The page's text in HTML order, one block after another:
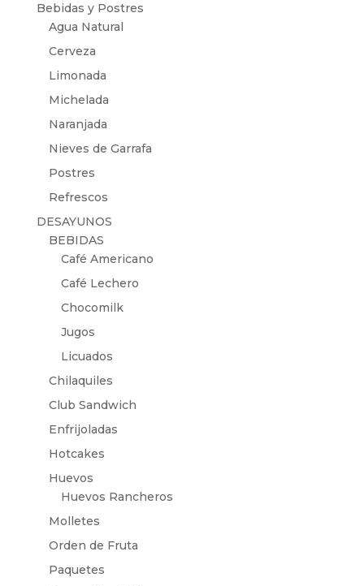
Bebidas y Postres
Agua Natural
Cerveza
Limonada
Michelada
Naranjada
Nieves de Garrafa
Postres
Refrescos
DESAYUNOS
BEBIDAS
Café Americano
Café Lechero
Chocomilk
Jugos
Licuados
Chilaquiles
Club Sandwich
Enfrijoladas
Hotcakes
Huevos
Huevos Rancheros
Molletes
Orden de Fruta
Paquetes